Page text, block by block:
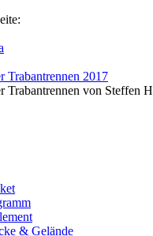
Trabantrennen 2017
Trabantrennen von Steffen
& Gelände